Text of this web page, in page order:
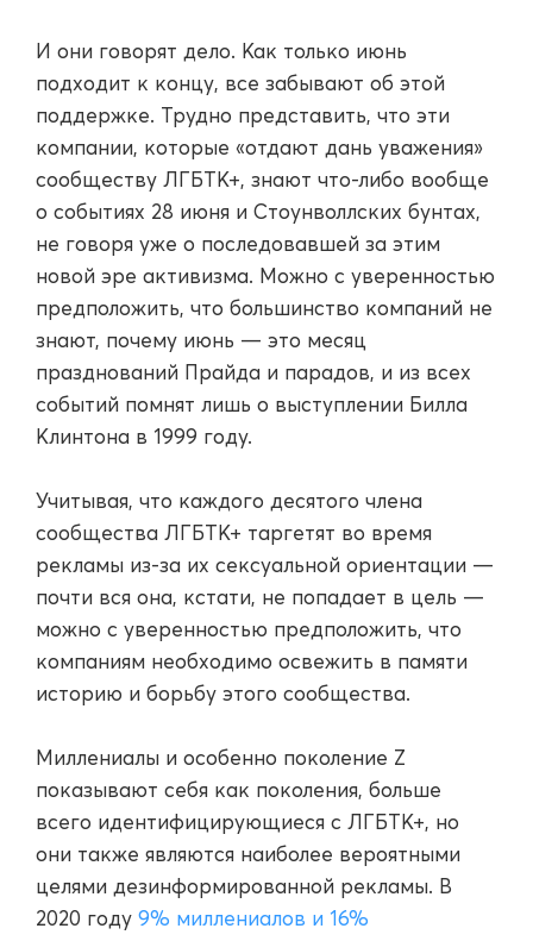
И они говорят дело. Как только июнь
подходит к концу, все забывают об этой
поддержке. Трудно представить, что эти
компании, которые «отдают дань уважения»
сообществу ЛГБТК+, знают что-либо вообще
о событиях 28 июня и Стоунволлских бунтах,
не говоря уже о последовавшей за этим
новой эре активизма. Можно с уверенностью
предположить, что большинство компаний не
знают, почему июнь — это месяц
празднований Прайда и парадов, и из всех
событий помнят лишь о выступлении Билла
Клинтона в 1999 году.
Учитывая, что каждого десятого члена
сообщества ЛГБТК+ таргетят во время
рекламы из-за их сексуальной ориентации —
почти вся она, кстати, не попадает в цель —
можно с уверенностью предположить, что
компаниям необходимо освежить в памяти
историю и борьбу этого сообщества.
Миллениалы и особенно поколение Z
показывают себя как поколения, больше
всего идентифицирующиеся с ЛГБТК+, но
они также являются наиболее вероятными
целями дезинформированной рекламы. В
2020 году 9% миллениалов и 16%